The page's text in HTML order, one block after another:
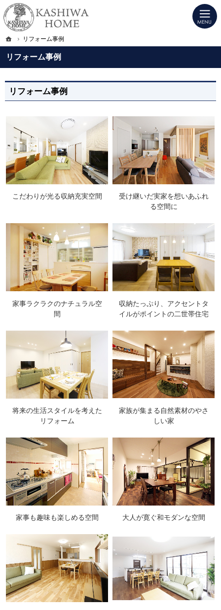
リフォーム事例
プロの目線からご提案。宇都宮市・壬生町・小山市のデザイン注文住宅・高気密
KASHIWA HOME｜宇都宮市・壬生町・小山市のデザイン注文住宅・高気密高断
リフォーム事例
こだわりが光る収納充実空間
受け継いだ実家を想いあふれ
る空間に
家事ラクラクのナチュラル空
間
収納たっぷり、アクセントタ
イルがポイントの二世帯住宅
将来の生活スタイルを考えた
リフォーム
家族が集まる自然素材のやさ
しい家
家事も趣味も楽しめる空間 大人が寛ぐ和モダンな空間
ホーム
リフォーム事例